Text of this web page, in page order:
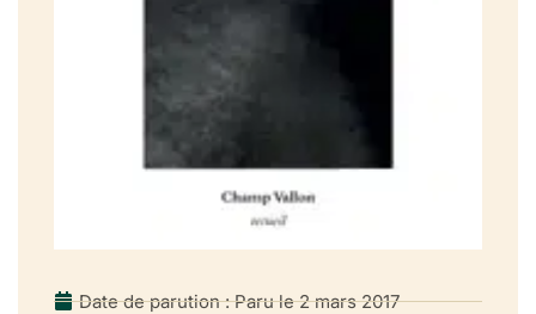
Date de parution : Paru le 2 mars 2017